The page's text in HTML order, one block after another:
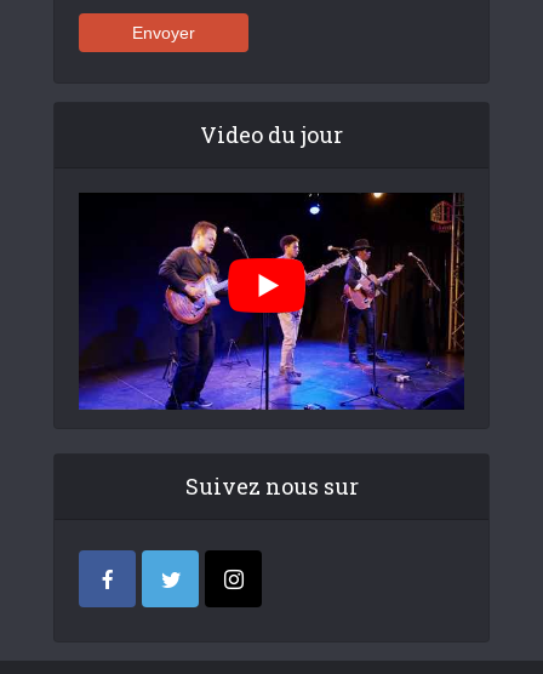
Video du jour
Suivez nous sur